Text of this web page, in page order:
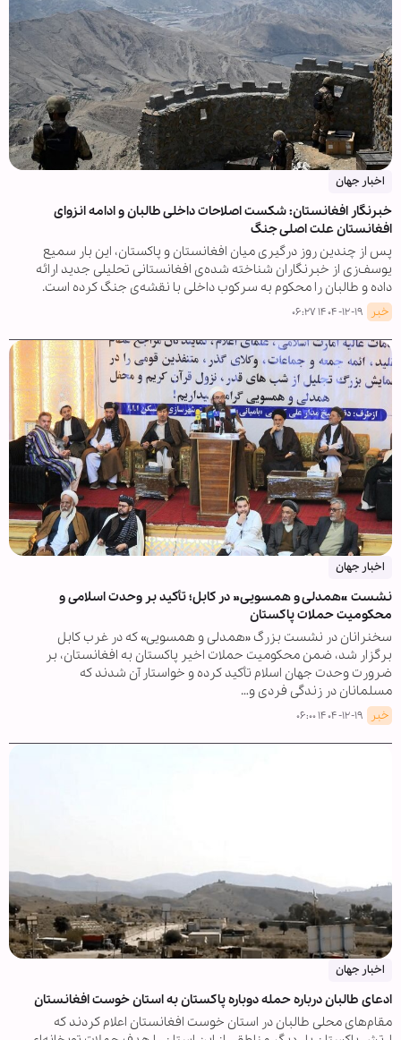
اخبار جهان
خبرنگار افغانستان: شکست اصلاحات داخلی طالبان و ادامه انزوای
افغانستان علت اصلی جنگ
پس از چندین روز درگیری میان افغانستان و پاکستان، این بار سمیع
یوسف‌زی از خبرنگاران شناخته‌ شده‌ی افغانستانی تحلیلی جدید ارائه
داده و طالبان را محکوم به سرکوب داخلی با نقشه‌ی جنگ کرده است.
خبر ۱۴۰۴-۱۲-۱۹ ۰۶:۲۷
اخبار جهان
نشست «همدلی و همسویی» در کابل؛ تأکید بر وحدت اسلامی و
محکومیت حملات پاکستان
سخنرانان در نشست بزرگ «همدلی و همسویی» که در غرب کابل
برگزار شد، ضمن محکومیت حملات اخیر پاکستان به افغانستان، بر
ضرورت وحدت جهان اسلام تأکید کرده و خواستار آن شدند که
مسلمانان در زندگی فردی و…
خبر ۱۴۰۴-۱۲-۱۹ ۰۶:۰۰
اخبار جهان
ادعای طالبان درباره حمله دوباره پاکستان به استان خوست افغانستان
مقام‌های محلی طالبان در استان خوست افغانستان اعلام کردند که